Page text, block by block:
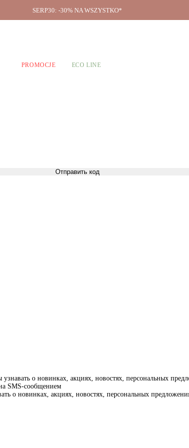
SERP30: -30% NA WSZYSTKO*
PROMOCJE ECO LINE
Отправить код
о новинках, акциях, новостях, персональных
SMS-сообщением
о новинках, акциях, новостях, персональных